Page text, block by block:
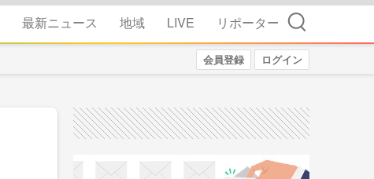
最新ニュース 地域 LIVE リポーター 検索
会員登録 ログイン